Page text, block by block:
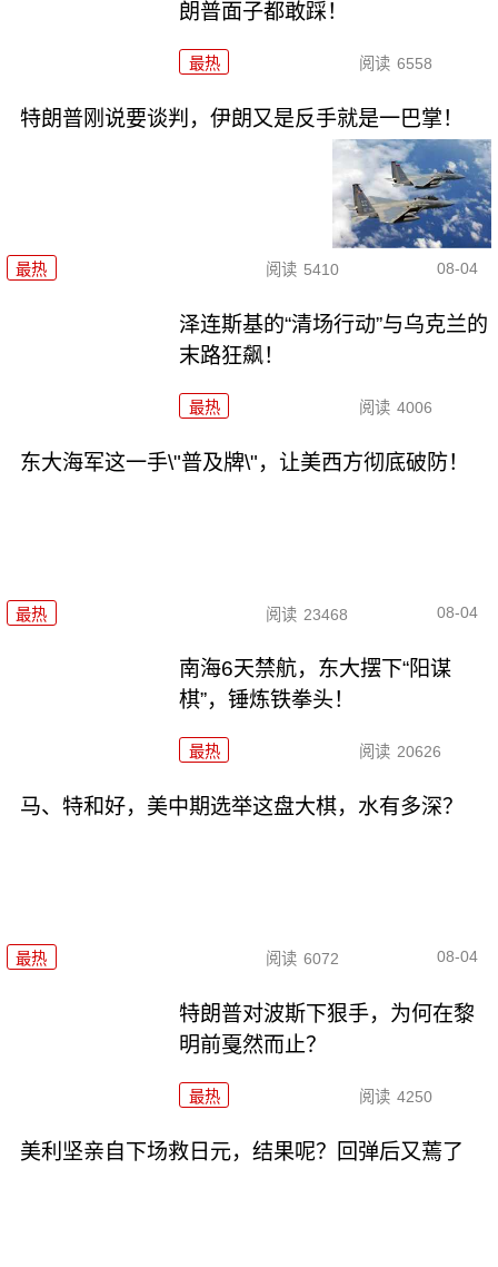
朗普面子都敢踩！
最热 阅读 6558
特朗普刚说要谈判，伊朗又是反手就是一巴掌！
最热 阅读 5410 08-04
泽连斯基的“清场行动”与乌克兰的
末路狂飙！
最热 阅读 4006
东大海军这一手\"普及牌\"，让美西方彻底破防！
最热 阅读 23468 08-04
南海6天禁航，东大摆下“阳谋
棋”，锤炼铁拳头！
最热 阅读 20626
马、特和好，美中期选举这盘大棋，水有多深？
最热 阅读 6072 08-04
特朗普对波斯下狠手，为何在黎
明前戛然而止？
最热 阅读 4250
美利坚亲自下场救日元，结果呢？回弹后又蔫了